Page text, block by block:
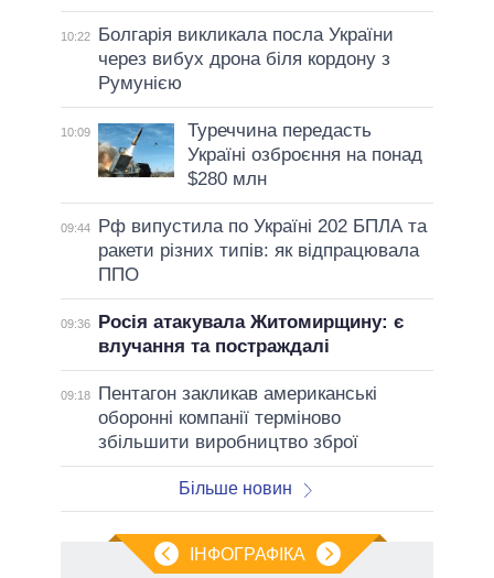
10:22
Болгарія викликала посла України
через вибух дрона біля кордону з
Румунією
10:09
Туреччина передасть
Україні озброєння на понад
$280 млн
09:44
Рф випустила по Україні 202 БПЛА та
ракети різних типів: як відпрацювала
ППО
09:36
Росія атакувала Житомирщину: є
влучання та постраждалі
09:18
Пентагон закликав американські
оборонні компанії терміново
збільшити виробництво зброї
Більше новин
ІНФОГРАФІКА